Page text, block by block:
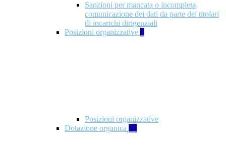
Sanzioni per mancata o incompleta
comunicazione dei dati da parte dei titolari
di incarichi dirigenziali
Posizioni organizzative 1
Posizioni organizzative
Dotazione organica 21